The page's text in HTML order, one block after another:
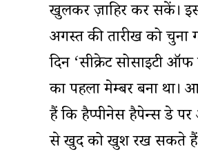
खुलकर ज़ाहिर कर सकें।
अगस्त की तारीख को चुना
दिन ‘सीक्रेट सोसाइटी ऑफ
का पहला मेम्बर बना था।
हैं कि हैप्पीनेस हैपेन्स डे
से खुद को खुश रख सकते